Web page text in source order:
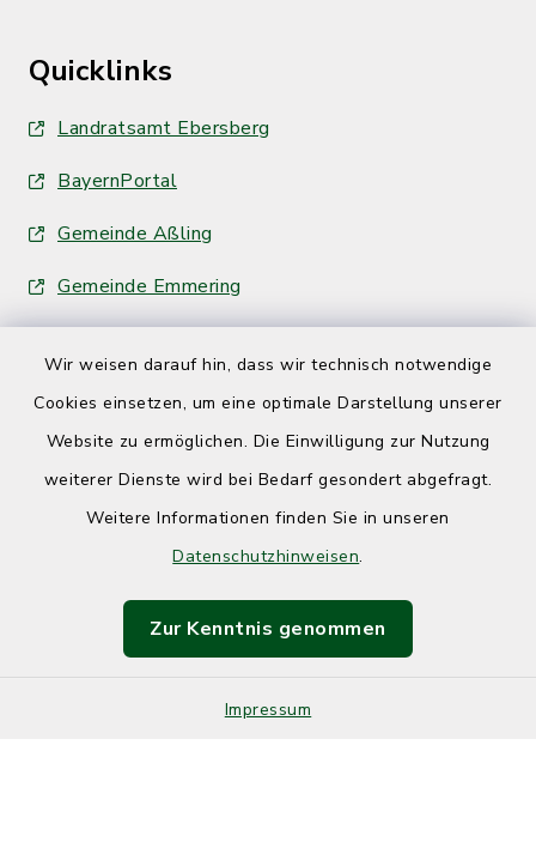
Wir weisen darauf hin, dass wir technisch notwendige
Cookies einsetzen, um eine optimale Darstellung unserer
Website zu ermöglichen. Die Einwilligung zur Nutzung
weiterer Dienste wird bei Bedarf gesondert abgefragt.
Weitere Informationen finden Sie in unseren
Datenschutzhinweisen.
Zur Kenntnis genommen
Impressum
Quicklinks
Landratsamt Ebersberg
BayernPortal
Gemeinde Aßling
Gemeinde Emmering
Barrierefreiheit
Impressum
Sitemap